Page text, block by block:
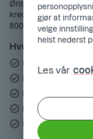
Ønsker du å samle
kredittkortgjelden?
800 000 kroner.
Hvorfor søke om
Bedre oversikt
Full kontroll via
gjør at
velge
helst nederst
Les vår